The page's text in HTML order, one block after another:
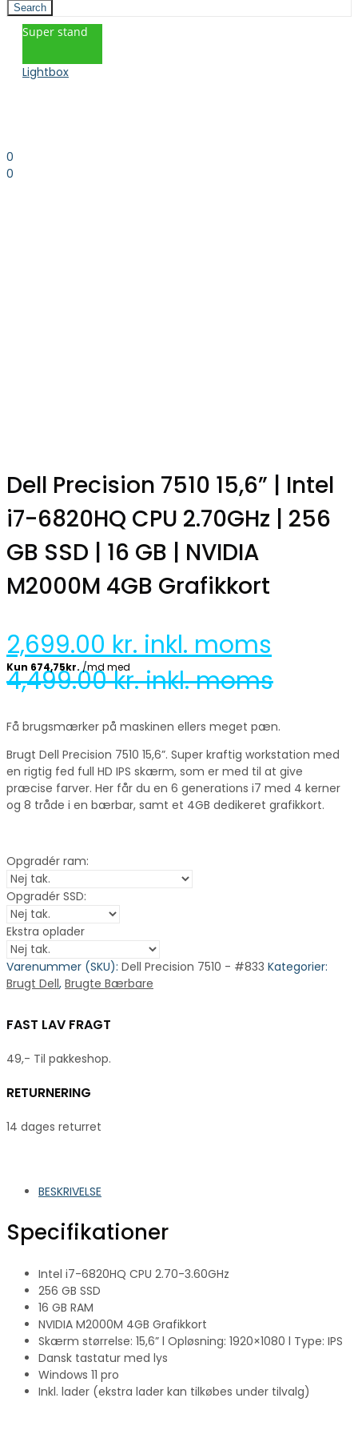
0
0
Search
Super stand
Lightbox
Dell Precision 7510 15,6” | Intel
i7-6820HQ CPU 2.70GHz | 256
GB SSD | 16 GB | NVIDIA
M2000M 4GB Grafikkort
2,699.00 kr. inkl. moms
4,499.00kr. inkl. moms
Få brugsmærker på maskinen ellers meget pæn.
Brugt Dell Precision 7510 15,6”. Super kraftig workstation med
en rigtig fed full HD IPS skærm, som er med til at give
præcise farver. Her får du en 6 generations i7 med 4 kerner
og 8 tråde i en bærbar, samt et 4GB dedikeret grafikkort.
Opgradér ram:
Opgradér SSD:
Ekstra oplader
Varenummer (SKU): Dell Precision 7510 - #833 Kategorier:
Brugt Dell, Brugte Bærbare
FAST LAV FRAGT
49,- Til pakkeshop.
RETURNERING
14 dages returret
BESKRIVELSE
Specifikationer
Intel i7-6820HQ CPU 2.70-3.60GHz
256 GB SSD
16 GB RAM
NVIDIA M2000M 4GB Grafikkort
Skærm størrelse: 15,6” l Opløsning: 1920×1080 l Type: IPS
Dansk tastatur med lys
Windows 11 pro
Inkl. lader (ekstra lader kan tilkøbes under tilvalg)